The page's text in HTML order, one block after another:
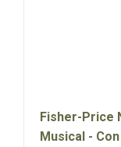
Fisher-Price
Musical -